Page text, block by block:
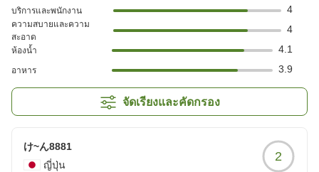
บริการและพนักงาน 4
ความสบายและความ
สะอาด
4
ห้องน้ำ 4.1
อาหาร 3.9
จัดเรียงและคัดกรอง
け~ん8881
ญี่ปุ่น
2